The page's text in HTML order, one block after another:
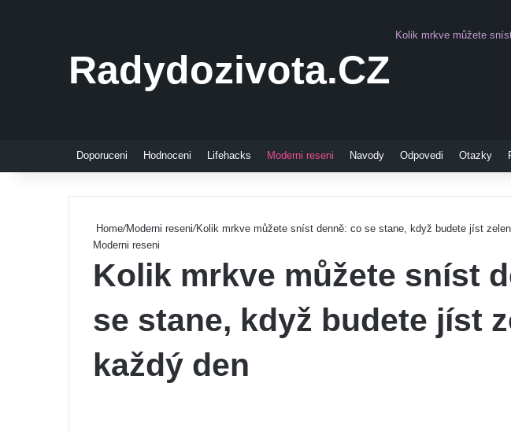
Radydozivota.CZ
Kolik mrkve můžete
Doporuceni Hodnoceni Lifehacks Moderni reseni Navody Odpovedi Otazky
Home/Moderni reseni/Kolik mrkve můžete sníst denně: co se stane, když budete jíst
Moderni reseni
Kolik mrkve můžete sníst
se stane, když budete jíst
každý den